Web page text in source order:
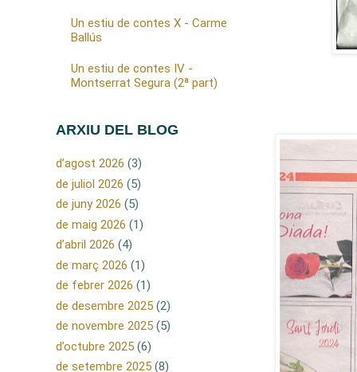
Un estiu de contes X - Carme
Ballús
Un estiu de contes IV -
Montserrat Segura (2ª part)
ARXIU DEL BLOG
d’agost 2026 (3)
de juliol 2026 (5)
de juny 2026 (5)
de maig 2026 (1)
d’abril 2026 (4)
de març 2026 (1)
de febrer 2026 (1)
de desembre 2025 (2)
de novembre 2025 (5)
d’octubre 2025 (6)
de setembre 2025 (8)